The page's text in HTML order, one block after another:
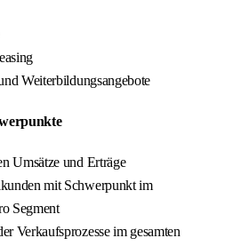
Weiterbildungsangebote
Umsätze und Erträge
mit Schwerpunkt im
Segment
Verkaufsprozesse im gesamten